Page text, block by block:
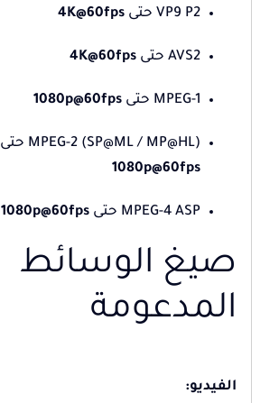
VP9 P2 حتى 4K@60fps
AVS2 حتى 4K@60fps
MPEG-1 حتى 1080p@60fps
MPEG-2 (SP@ML / MP@HL) حتى
1080p@60fps
MPEG-4 ASP حتى 1080p@60fps
صيغ الوسائط
المدعومة
الفيديو: